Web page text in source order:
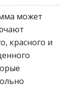
может
красного и